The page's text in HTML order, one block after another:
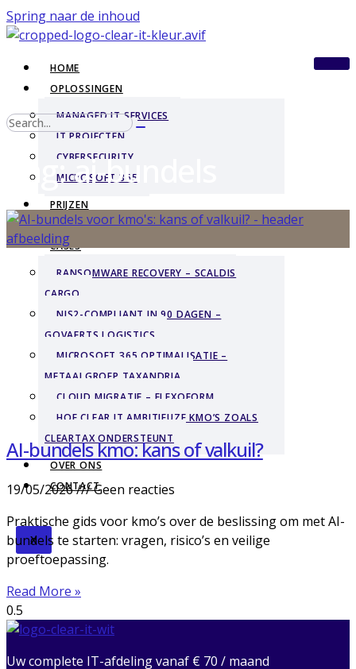
Spring naar de inhoud
HOME
OPLOSSINGEN
MANAGED IT SERVICES
IT PROJECTEN
CYBERSECURITY
MICROSOFT 365
PRIJZEN
BLOGS
CASES
RANSOMWARE RECOVERY – SCALDIS
CARGO
NIS2-COMPLIANT IN 90 DAGEN –
GOVAERTS LOGISTICS
MICROSOFT 365 OPTIMALISATIE –
METAALGROEP TAXANDRIA
CLOUD MIGRATIE – FLEXOFORM
HOE CLEAR IT AMBITIEUZE KMO’S ZOALS
CLEARTAX ONDERSTEUNT
OVER ONS
CONTACT
X
Tag: ai-bundels
AI-bundels kmo: kans of valkuil?
19/05/2026
Geen reacties
Praktische gids voor kmo’s over de beslissing om met AI-
bundels te starten: vragen, risico’s en veilige
proeftoepassing.
Read More »
Uw complete IT-afdeling vanaf € 70 / maand